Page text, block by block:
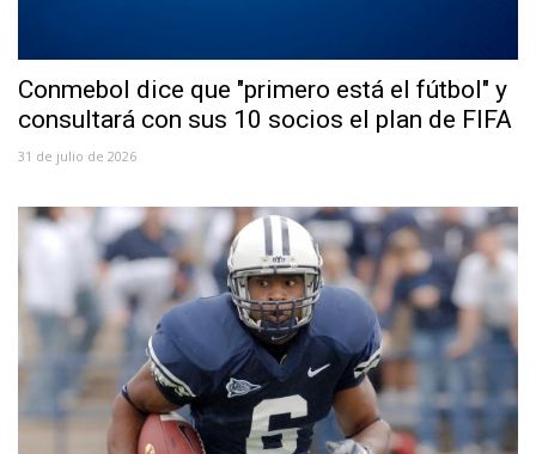
Conmebol dice que "primero está el fútbol" y
consultará con sus 10 socios el plan de FIFA
31 de julio de 2026